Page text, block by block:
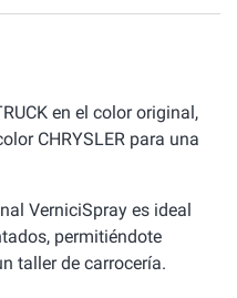
en el color original,
CHRYSLER para una
VerniciSpray es ideal
permitiéndote
taller de carrocería.